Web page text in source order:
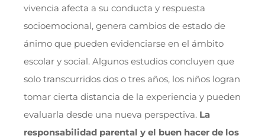
vivencia afecta a su conducta y respuesta
socioemocional, genera cambios de estado de
ánimo que pueden evidenciarse en el ámbito
escolar y social. Algunos estudios concluyen que
solo transcurridos dos o tres años, los niños logran
tomar cierta distancia de la experiencia y pueden
evaluarla desde una nueva perspectiva. La
responsabilidad parental y el buen hacer de los